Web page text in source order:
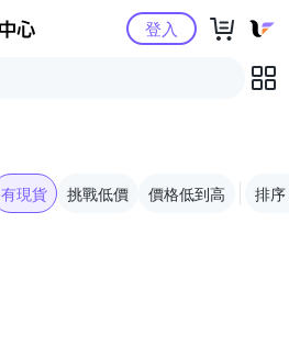
Yahoo購物中心登入
有現貨 挑戰低價 價格低到高 排序